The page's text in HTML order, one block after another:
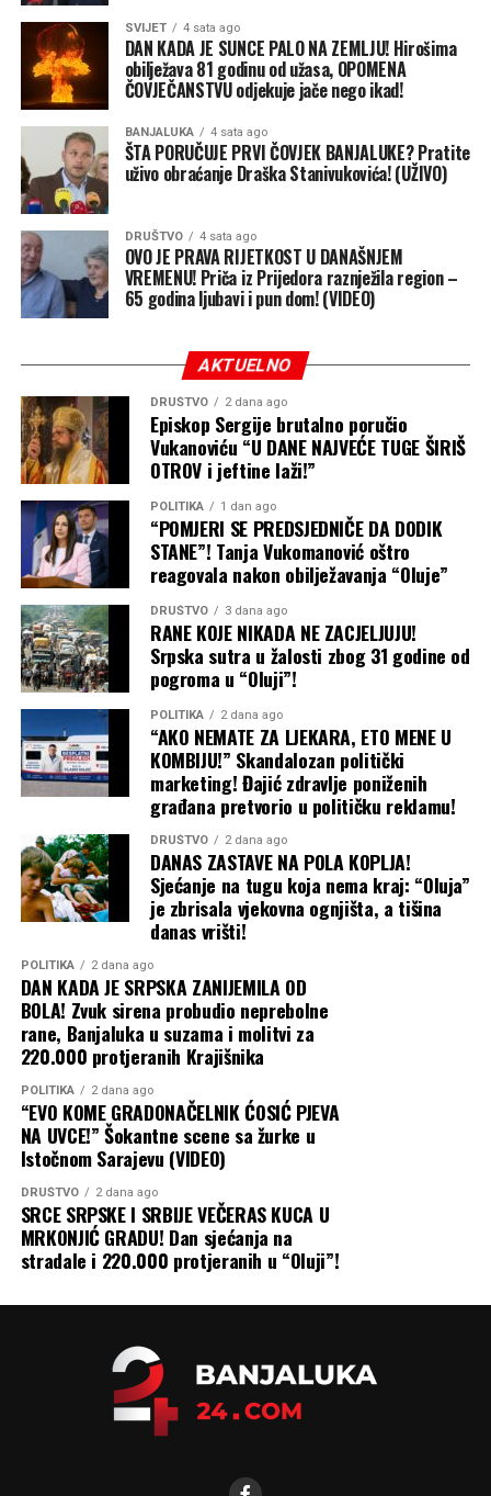
Vlada kopira, ali trošak prebacuje na
opštine
Međutim, razlika između izvornog banjalučkog modela i
republičkog prepisivanja je više nego očigledna. Dok je
Banja Luka iz sopstvenog budžeta u potpunosti
finansirala udžbenike za svoje školarce, Vlada Srpske u
svoj program ubacuje “sitna slova” i dio tereta prebacuje
na lokalne zajednice.
Prema najavljenom planu koji obuhvata više od 80.000
učenika širom Srpske:
Ukupna vrijednost programa:
Udio Vlade RS:12 miliona KM
Vlada će u cjelosti pokriti troškove samo za izrazito
nerazvijene opštine, dok će ostale lokalne samouprave
morati iz svojih, često već osiromašenih budžeta, da
doplaćuju kako bi njihova djeca uopšte dobila ono što
banjalučki osnovci imaju već godinama.
Predizborni balon koji puca čim prođu
izbori?
Građanima Srpske dobro je poznat obrazac ponašanja
republičke vlasti: u neizbornim godinama roditelji
moraju izdvajati i po nekoliko stotina maraka za
opremanje đaka, dok u izbornim godinama naprasno
“stignu” besplatni udžbenici i jednokratne pomoći.
razotkriva tu praksu. Iako je pohvalno što će dio roditelja
konačno osjetiti rasterećenje, ostaje gorak ukus da se
sudbina osnovaca koristi kao izborni adut. S druge
strane, Banja Luka je na djelu dokazala da prava briga o
porodici ne zavisi od izbornog kalendara, ostavljajući
republičku vlast da kaska za idejama koje su u najvećem
gradu Srpske već odavno postale realnost.
Banjaluka24
SVIJET 4 sata ago
DAN KADA JE SUNCE PALO NA ZEMLJU! Hirošima
obilježava 81 godinu od užasa, OPOMENA
ČOVJEČANSTVU odjekuje jače nego ikad!
BANJALUKA 4 sata ago
ŠTA PORUČUJE PRVI ČOVJEK BANJALUKE? Pratite
uživo obraćanje Draška Stanivukovića! (UŽIVO)
DRUŠTVO 4 sata ago
OVO JE PRAVA RIJETKOST U DANAŠNJEM
VREMENU! Priča iz Prijedora raznježila region –
65 godina ljubavi i pun dom! (VIDEO)
AKTUELNO
DRUŠTVO 2 dana ago
Episkop Sergije brutalno poručio
Vukanoviću “U DANE NAJVEĆE TUGE ŠIRIŠ
OTROV i jeftine laži!”
POLITIKA 1 dan ago
“POMJERI SE PREDSJEDNIČE DA DODIK
STANE”! Tanja Vukomanović oštro
reagovala nakon obilježavanja “Oluje”
DRUŠTVO 3 dana ago
RANE KOJE NIKADA NE ZACJELJUJU!
Srpska sutra u žalosti zbog 31 godine od
pogroma u “Oluji”!
POLITIKA 2 dana ago
“AKO NEMATE ZA LJEKARA, ETO MENE U
KOMBIJU!” Skandalozan politički
marketing! Đajić zdravlje poniženih
građana pretvorio u političku reklamu!
DRUŠTVO 2 dana ago
DANAS ZASTAVE NA POLA KOPLJA!
Sjećanje na tugu koja nema kraj: “Oluja”
je zbrisala vjekovna ognjišta, a tišina
danas vrišti!
POLITIKA 2 dana ago
DAN KADA JE SRPSKA ZANIJEMILA OD
BOLA! Zvuk sirena probudio neprebolne
rane, Banjaluka u suzama i molitvi za
220.000 protjeranih Krajišnika
POLITIKA 2 dana ago
“EVO KOME GRADONAČELNIK ĆOSIĆ PJEVA
NA UVCE!” Šokantne scene sa žurke u
Istočnom Sarajevu (VIDEO)
DRUŠTVO 2 dana ago
SRCE SRPSKE I SRBIJE VEČERAS KUCA U
MRKONJIĆ GRADU! Dan sjećanja na
stradale i 220.000 protjeranih u “Oluji”!